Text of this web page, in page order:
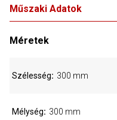
Műszaki Adatok
Méretek
Szélesség 300 mm
Mélység 300 mm